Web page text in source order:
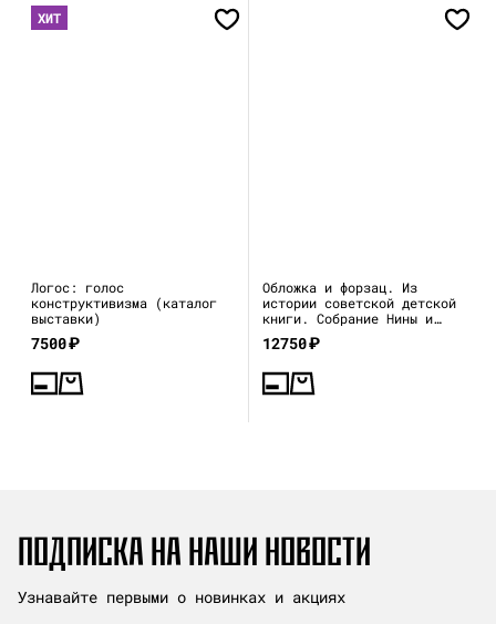
ХИТ
Логос: голос
конструктивизма (каталог
выставки)
7500₽
Обложка и форзац. Из
истории советской детской
книги. Собрание Нины и
Вадима Гинзбург
12750₽
ПОДПИСКА НА НАШИ НОВОСТИ
Узнавайте первыми о новинках и акциях